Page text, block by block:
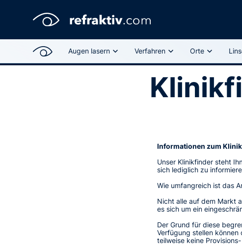
Augen lasern Verfahren Orte
Informationen zum
Unser Klinikfinder steht
sich lediglich zu
Wie umfangreich ist das
Nicht alle auf dem Markt
es sich um ein
Der Grund für diese
Verfügung stellen
teilweise keine